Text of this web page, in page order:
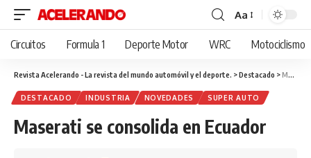
Cambiar
tamaño
fuente
Aa
Circuitos Formula 1 Deporte Motor WRC Motociclismo
Revista Acelerando - La revista del mundo automóvil y el deporte. >Destacado >Maserati se consolida en Ecuador
DESTACADO INDUSTRIA NOVEDADES SUPER AUTO
Maserati se consolida en Ecuador